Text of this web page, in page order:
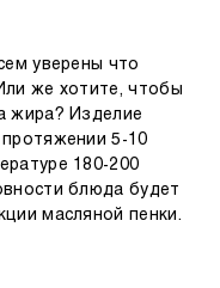
уверены что
же хотите, чтобы
жира? Изделие
5-10
180-200
блюда будет
масляной пенки.